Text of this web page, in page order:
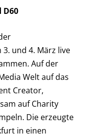
D60
und 4. März live
Auf der
Welt auf das
Creator,
auf Charity
Die erzeugte
in einen